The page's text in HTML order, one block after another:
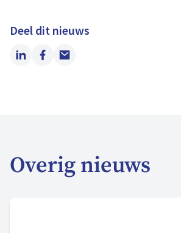
Deel dit nieuws
LinkedIn
Facebook
Email
Overig nieuws